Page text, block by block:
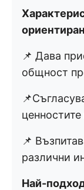
📌 Дава
общност
📌
различни
Най-